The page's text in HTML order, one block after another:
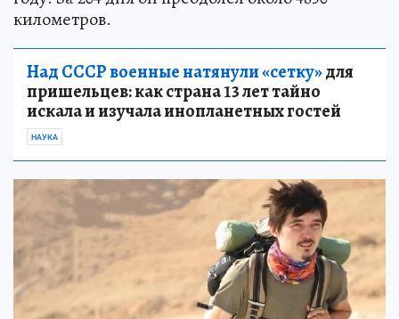
километров.
Над СССР военные натянули «сетку»для
пришельцев: как страна 13 лет тайно
искала и изучала инопланетных гостей
НАУКА